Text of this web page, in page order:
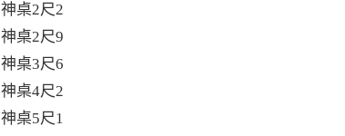
神桌2尺2
神桌2尺9
神桌3尺6
神桌4尺2
神桌5尺1